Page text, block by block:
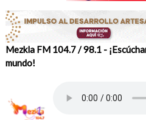
Mezkla FM 104.7 / 98.1 -
mundo!